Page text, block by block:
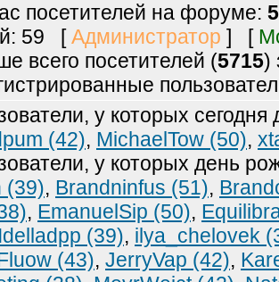
посетителей на форуме:
59 [Администратор ] [
всего посетителей (5715)
у которых
(42), MichaelTow (50),
у которых день
(39), Brandninfus (51),
, EmanuelSip (50),
Idelladpp (39), ilya_chelovek
(43), JerryVap (42),